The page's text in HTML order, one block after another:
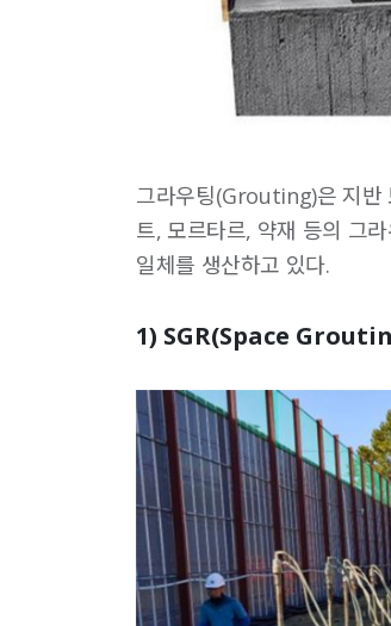
그라우팅(Grouting)은 지반
트, 모르타르, 약재 등의 그
일체를 생산하고 있다.
1) SGR(Space